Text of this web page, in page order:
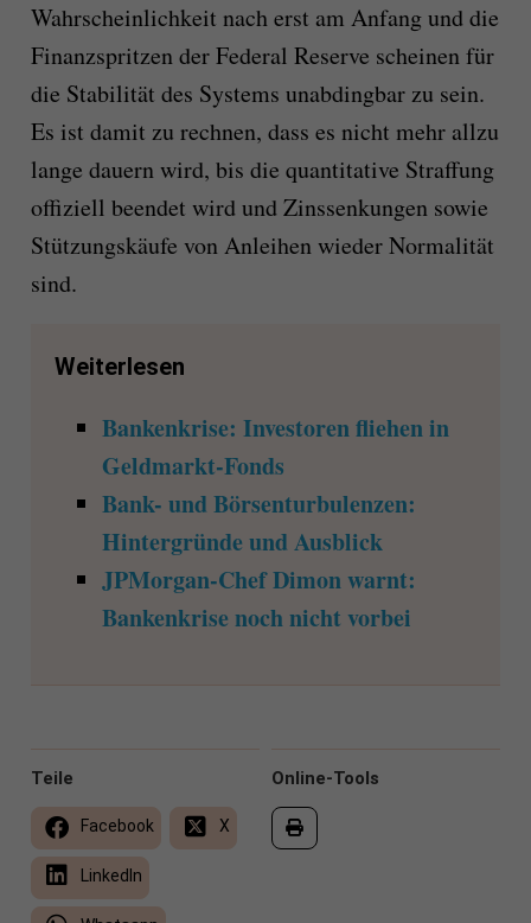
Wahrscheinlichkeit nach erst am Anfang und die
Finanzspritzen der Federal Reserve scheinenfür
die Stabilität des Systems unabdingbar zu sein.
Es ist damit zu rechnen, dass es nicht mehr allzu
lange dauern wird, bis die quantitative Straffung
offiziell beendet wird und Zinssenkungen sowie
Stützungskäufe von Anleihen wieder Normalität
sind.
Weiterlesen
Bankenkrise: Investoren fliehen in
Geldmarkt-Fonds
Bank- und Börsenturbulenzen:
Hintergründe und Ausblick
JPMorgan-Chef Dimon warnt:
Bankenkrise noch nicht vorbei
Online-Tools
Teile
Facebook X
LinkedIn